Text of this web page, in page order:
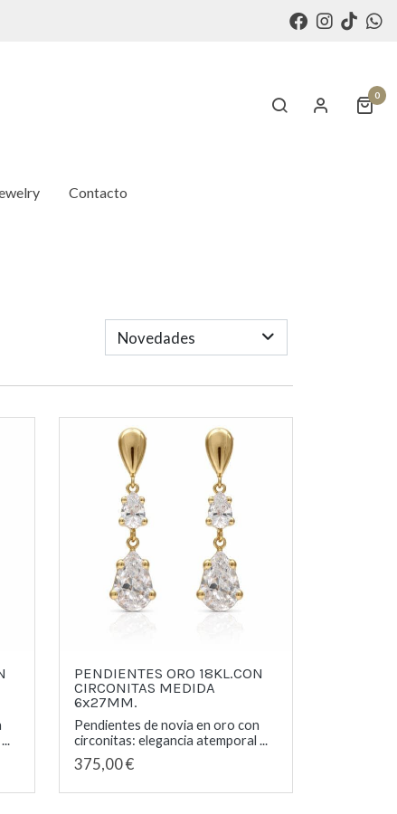
0
Contacto
Novedades
PENDIENTES ORO 18KL.CON
CIRCONITAS MEDIDA
6x27MM.
Pendientes de novia en oro con
circonitas: elegancia atemporal ...
375,00 €